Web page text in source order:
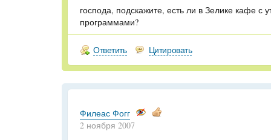
господа, подскажите, есть ли в Зелике кафе с
программами?
Ответить Цитировать
Филеас Фогг
2 ноября 2007